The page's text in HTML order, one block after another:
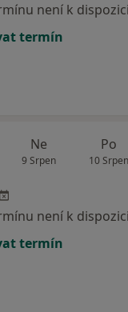
není k dispozici
termín
Ne
9 Srpen
Po
10 Srpen
není k dispozici
termín